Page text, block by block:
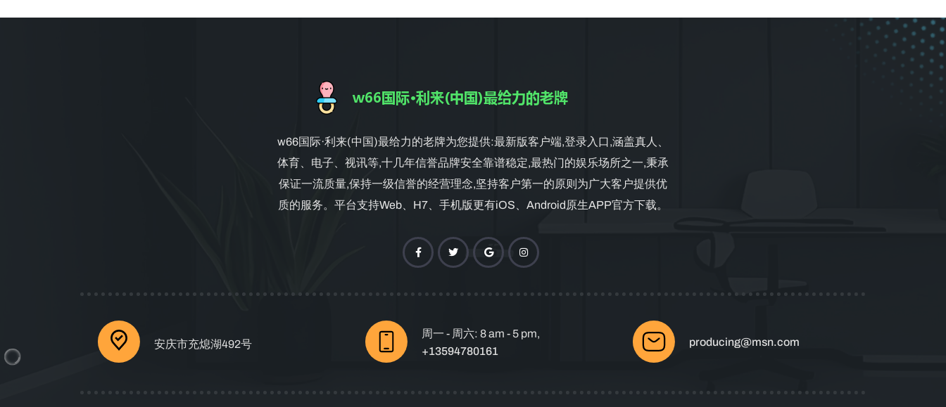
w66国际·利来(中国)最给力的老牌为您提供:最新版客户端,登录入口,涵盖真人、
体育、电子、视讯等,十几年信誉品牌安全靠谱稳定,最热门的娱乐场所之一,秉承
保证一流质量,保持一级信誉的经营理念,坚持客户第一的原则为广大客户提供优
质的服务。平台支持Web、H7、手机版更有iOS、Android原生APP官方下载。
安庆市充熄湖492号
周一 - 周六: 8 am - 5 pm,
+13594780161
producing@msn.com